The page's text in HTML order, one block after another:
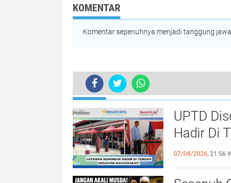
Maret 2026
Virtual
KOMENTAR
Komentar sepenuhnya menjadi tanggung
TERKINI
UPTD
Hadir Di
07/08/2026, 21:56